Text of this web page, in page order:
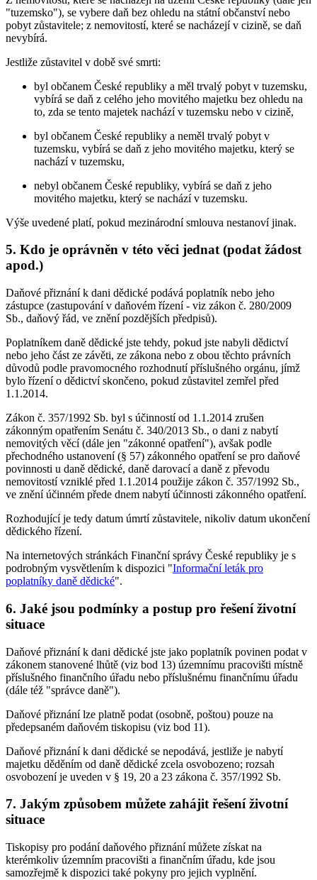
"tuzemsko"), se vybere daň bez ohledu na státní občanství nebo
pobyt zůstavitele; z nemovitostí, které se nacházejí v cizině, se daň
nevybírá.
Jestliže zůstavitel v době své smrti:
byl občanem České republiky a měl trvalý pobyt v tuzemsku,
vybírá se daň z celého jeho movitého majetku bez ohledu na
to, zda se tento majetek nachází v tuzemsku nebo v cizině,
byl občanem České republiky a neměl trvalý pobyt v
tuzemsku, vybírá se daň z jeho movitého majetku, který se
nachází v tuzemsku,
nebyl občanem České republiky, vybírá se daň z jeho
movitého majetku, který se nachází v tuzemsku.
Výše uvedené platí, pokud mezinárodní smlouva nestanoví jinak.
5. Kdo je oprávněn v této věci jednat (podat žádost
apod.)
Daňové přiznání k dani dědické podává poplatník nebo jeho
zástupce (zastupování v daňovém řízení - viz zákon č. 280/2009
Sb., daňový řád, ve znění pozdějších předpisů).
Poplatníkem daně dědické jste tehdy, pokud jste nabyli dědictví
nebo jeho část ze závěti, ze zákona nebo z obou těchto právních
důvodů podle pravomocného rozhodnutí příslušného orgánu, jímž
bylo řízení o dědictví skončeno, pokud zůstavitel zemřel před
1.1.2014.
Zákon č. 357/1992 Sb. byl s účinností od 1.1.2014 zrušen
zákonným opatřením Senátu č. 340/2013 Sb., o dani z nabytí
nemovitých věcí (dále jen "zákonné opatření"), avšak podle
přechodného ustanovení (§ 57) zákonného opatření se pro daňové
povinnosti u daně dědické, daně darovací a daně z převodu
nemovitostí vzniklé před 1.1.2014 použije zákon č. 357/1992 Sb.,
ve znění účinném přede dnem nabytí účinnosti zákonného opatření.
Rozhodující je tedy datum úmrtí zůstavitele, nikoliv datum ukončení
dědického řízení.
Na internetových stránkách Finanční správy České republiky je s
podrobným vysvětlením k dispozici "Informační leták pro
poplatníky daně dědické".
6. Jaké jsou podmínky a postup pro řešení životní
situace
Daňové přiznání k dani dědické jste jako poplatník povinen podat v
zákonem stanovené lhůtě (viz bod 13) územnímu pracovišti místně
příslušného finančního úřadu nebo příslušnému finančnímu úřadu
(dále též "správce daně").
Daňové přiznání lze platně podat (osobně, poštou) pouze na
předepsaném daňovém tiskopisu (viz bod 11).
Daňové přiznání k dani dědické se nepodává, jestliže je nabytí
majetku děděním od daně dědické zcela osvobozeno; rozsah
osvobození je uveden v § 19, 20 a 23 zákona č. 357/1992 Sb.
7. Jakým způsobem můžete zahájit řešení životní
situace
Tiskopisy pro podání daňového přiznání můžete získat na
kterémkoliv územním pracovišti a finančním úřadu, kde jsou
samozřejmě k dispozici také pokyny pro jejich vyplnění.